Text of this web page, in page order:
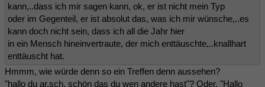
kann,..dass ich mir sagen kann, ok, er ist nicht mein Typ
oder im Gegenteil, er ist absolut das, was ich mir wünsche,..es
kann doch nicht sein, dass ich all die Jahr hier
in ein Mensch hineinvertraute, der mich enttäuschte,..knallhart
enttäuscht hat.
Hmmm, wie würde denn so ein Treffen denn aussehen?
"hallo du ar.sch, schön das du wen andere hast"? Oder, "Hallo